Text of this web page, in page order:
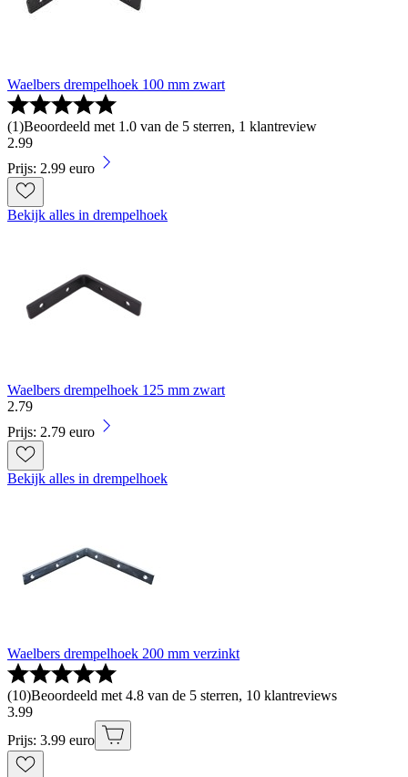
Waelbers drempelhoek 100 mm zwart
(1)Beoordeeld met 1.0 van de 5 sterren, 1 klantreview
2.99
Prijs: 2.99 euro
Bekijk alles in drempelhoek
Waelbers drempelhoek 125 mm zwart
2.79
Prijs: 2.79 euro
Bekijk alles in drempelhoek
Waelbers drempelhoek 200 mm verzinkt
(10)Beoordeeld met 4.8 van de 5 sterren, 10 klantreviews
3.99
Prijs: 3.99 euro